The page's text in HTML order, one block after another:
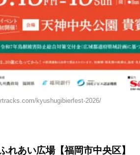
kyushugibierfest-2026/
れあい広場【福岡市中央区】